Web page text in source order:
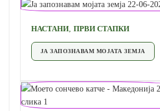
НАСТАНИ, ПРВИ СТАПКИ
ЈА ЗАПОЗНАВАМ МОЈАТА ЗЕМЈА